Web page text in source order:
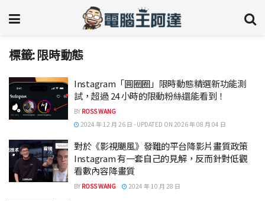
標籤:限時動態
Instagram「圓圈圈」限時動態精選新功能測
試，超過 24 小時的限動粉絲還能看到！
BY ROSS WANG
2024 年 12 月 26 日 - UPDATED ON 2026 年 08 月 04 日
對於《影視颶風》發難的平台降影片畫質政策
Instagram 有一套自己的見解，反而針對低觀
看數內容降畫質
BY ROSS WANG 2024 年 10 月 28 日